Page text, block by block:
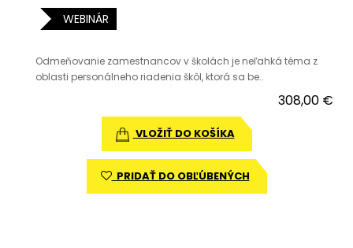
WEBINÁR
Odmeňovanie zamestnancov v školách je neľahká téma z
oblasti personálneho riadenia škôl, ktorá sa be..
308,00 €
VLOŽIŤ DO KOŠÍKA
PRIDAŤ DO OBĽÚBENÝCH